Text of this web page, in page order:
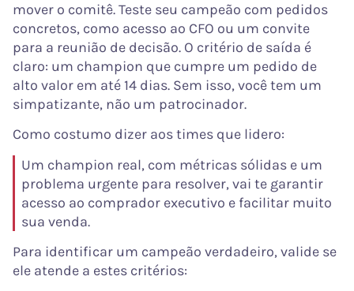
mover o comitê. Teste seu campeão com pedidos
concretos, como acesso ao CFO ou um convite
para a reunião de decisão. O critério de saída é
claro: um champion que cumpre um pedido de
alto valor em até 14 dias. Sem isso, você tem um
simpatizante, não um patrocinador.
Como costumo dizer aos times que lidero:
Um champion real, com métricas sólidas e um
problema urgente para resolver, vai te garantir
acesso ao comprador executivo e facilitar muito
sua venda.
Para identificar um campeão verdadeiro, valide se
ele atende a estes critérios: